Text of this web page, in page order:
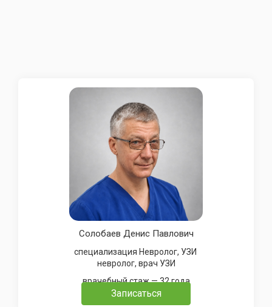
Солобаев Денис Павлович
специализация Невролог, УЗИ
невролог, врач УЗИ
врачебный стаж — 32 года
Записаться